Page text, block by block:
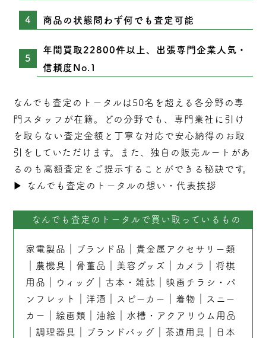
商品の状態問わず何でも査定可能
年間買取22800件以上、出張専門企業人気・
信頼度No.1
なんでも査定のトータルは50名を超える各分野の専
門スタッフが在籍。どの分野でも、専門業社に引け
を取らない査定 金額と丁寧な対応で安心納得のお取
引をしていただけます。また、独自の販売ルートがあ
るのも高額査定をご提示することができる秘訣です。
▶︎
なんでも査定のトータルの想い・代表挨拶
なんでも査定のトータルで買い取っているもの
家電製品 ブランド品
貴金属アクセサリー類
農機具 骨董品 美容グッズ カメラ
将棋
用品
ウィッグ 古本 ・ 雑誌
映画チラシ・パ
ンフレット
洋酒 スピーカー 着物
スニー
カー
絵画類 油絵
水槽・アクアリウム用品
調理器具 ブランドバッグ ｜茶道用具｜
日本